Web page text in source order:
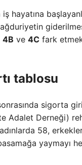
hayatına
4B ve 4C fark
tablosu
sigorta
Adalet Derneği)
58,
yaymayı